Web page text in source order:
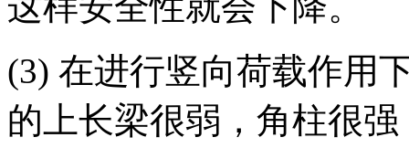
(3) 在进行竖向荷载作用
的上长梁很弱，角柱很